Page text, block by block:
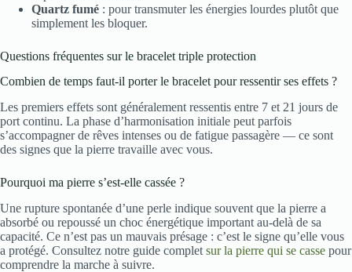
Quartz fumé : pour transmuter les énergies lourdes plutôt que
simplement les bloquer.
Questions fréquentes sur le bracelet triple protection
Combien de temps faut-il porter le bracelet pour ressentir ses effets ?
Les premiers effets sont généralement ressentis entre 7 et 21 jours de
port continu. La phase d’harmonisation initiale peut parfois
s’accompagner de rêves intenses ou de fatigue passagère — ce sont
des signes que la pierre travaille avec vous.
Pourquoi ma pierre s’est-elle cassée ?
Une rupture spontanée d’une perle indique souvent que la pierre a
absorbé ou repoussé un choc énergétique important au-delà de sa
capacité. Ce n’est pas un mauvais présage : c’est le signe qu’elle vous
a protégé. Consultez notre guide complet sur la pierre qui se casse pour
comprendre la marche à suivre.